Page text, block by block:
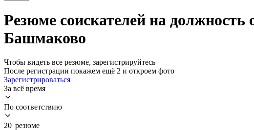
Резюме соискателей на
Башмаково
Чтобы видеть все резюме, зарегистрируйтесь
После регистрации покажем ещё 2 и откроем фото
Зарегистрироваться
За всё время
По соответствию
20 резюме